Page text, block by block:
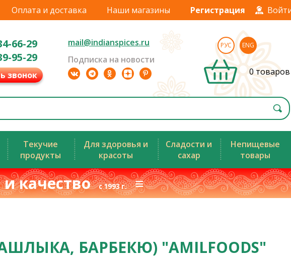
Оплата и доставка Наши магазины Регистрация
66-29
95-29
звонок
mail@indianspices.ru
Подписка на новости
РУС ENG
0 товаров
Текучие
продукты
Для здоровья и
красоты
Сладости и
сахар
Непищевые
товары
и качествос 1993 г.≡
БАРБЕКЮ) "AMILFOODS"